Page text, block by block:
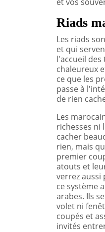
Riads
Les riads
et qui
l'accueil
chaleureux
ce que les
passe à
de rien
Les
richesses ni
cacher
rien, mais
premier
atouts et
verrez aussi
ce système
arabes. Ils
volet ni
coupés et
invités